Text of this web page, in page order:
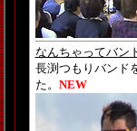
なんちゃってバン
長渕つもりバンド
た。 NEW